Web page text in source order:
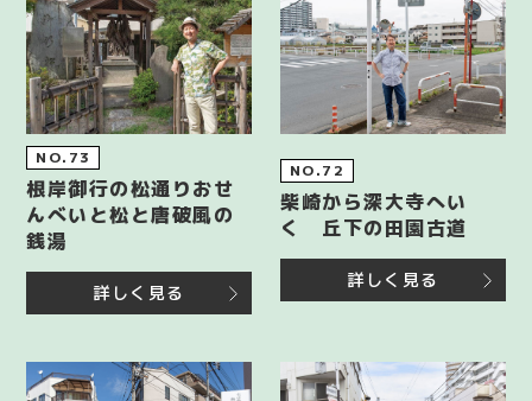
NO.73
根岸御行の松通りおせ
んべいと松と唐破風の
銭湯
詳しく見る
NO.72
柴崎から深大寺へい
く 丘下の田園古道
詳しく見る